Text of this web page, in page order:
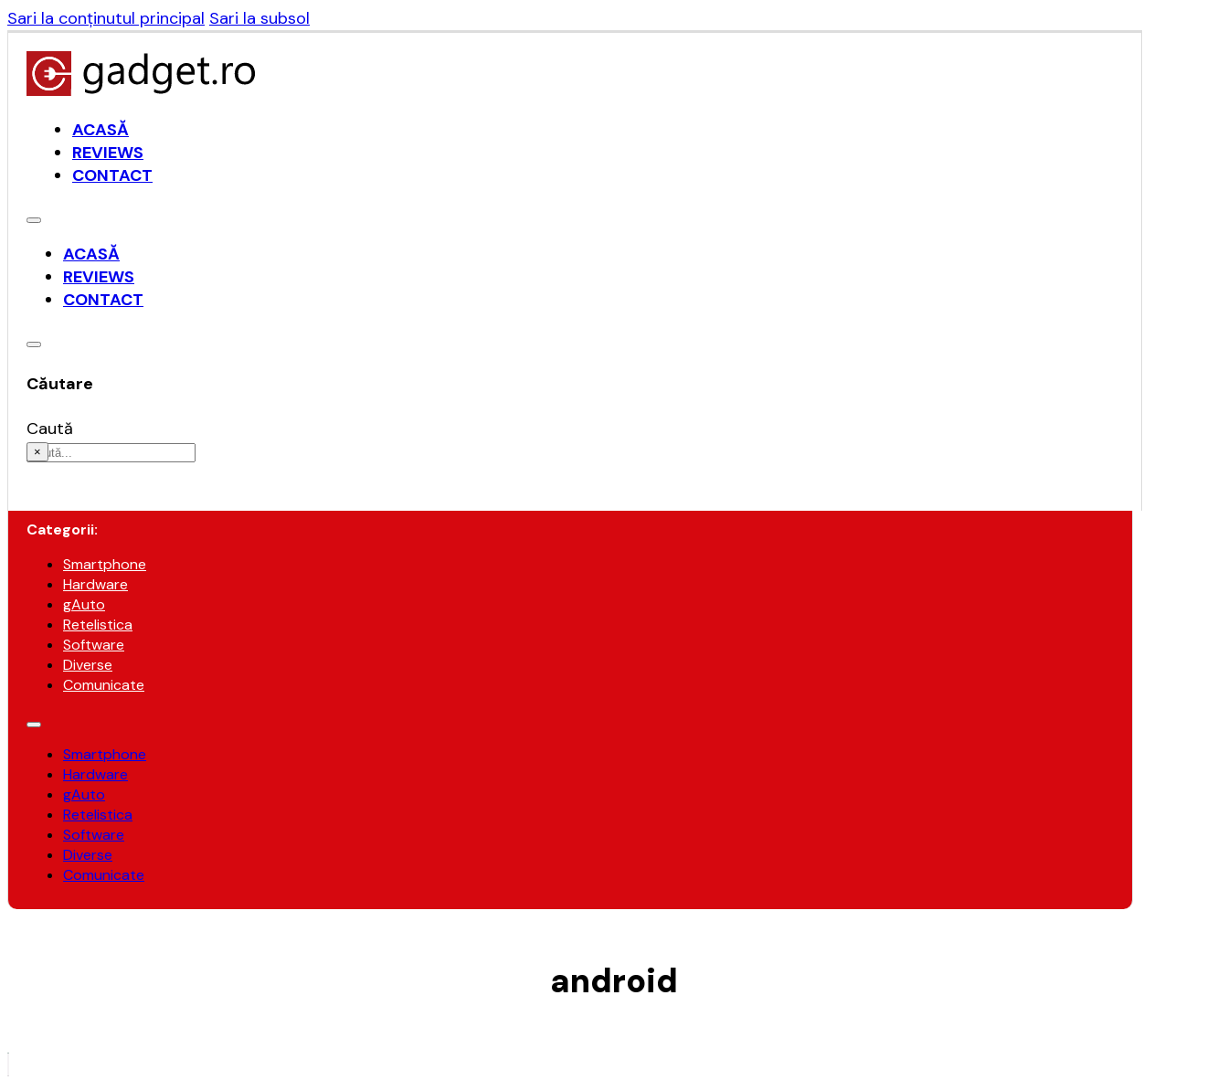
Sari la conținutul principal Sari la subsol
ACASĂ
REVIEWS
CONTACT
ACASĂ
REVIEWS
CONTACT
Căutare
Caută
×
Categorii:
Smartphone
Hardware
gAuto
Retelistica
Software
Diverse
Comunicate
Smartphone
Hardware
gAuto
Retelistica
Software
Diverse
Comunicate
android